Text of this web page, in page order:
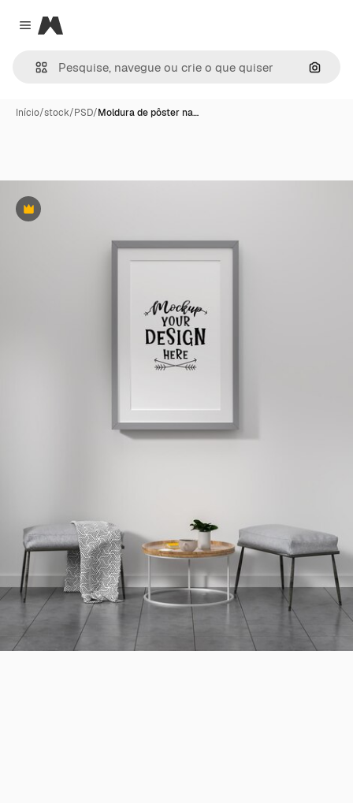
Close menu
Magnific
Início/stock/PSD/Moldura de pôster na…
Premium